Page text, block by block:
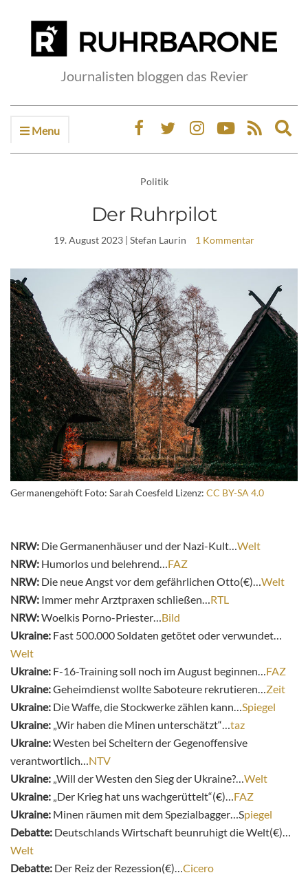
Journalisten bloggen das Revier
Menu
Politik
Der Ruhrpilot
19. August 2023 | Stefan Laurin 1 Kommentar
Germanengehöft Foto: Sarah Coesfeld Lizenz: CC BY-SA 4.0
NRW: Die Germanenhäuser und der Nazi-Kult…Welt
NRW: Humorlos und belehrend…FAZ
NRW: Die neue Angst vor dem gefährlichen Otto(€)…Welt
NRW: Immer mehr Arztpraxen schließen…RTL
NRW:Woelkis Porno-Priester…Bild
Ukraine: Fast 500.000 Soldaten getötet oder verwundet…
Welt
Ukraine: F-16-Training soll noch im August beginnen…FAZ
Ukraine:Geheimdienst wollte Saboteure rekrutieren…Zeit
Ukraine: Die Waffe, die Stockwerke zählen kann…Spiegel
Ukraine: „Wir haben die Minen unterschätzt“…taz
Ukraine:Westen bei Scheitern der Gegenoffensive
verantwortlich…NTV
Ukraine: „Will der Westen den Sieg der Ukraine?…Welt
Ukraine: „Der Krieg hat uns wachgerüttelt“(€)…FAZ
Ukraine: Minen räumen mit dem Spezialbagger…Spiegel
Debatte: Deutschlands Wirtschaft beunruhigt die Welt(€)…
Welt
Debatte: Der Reiz der Rezession(€)…Cicero